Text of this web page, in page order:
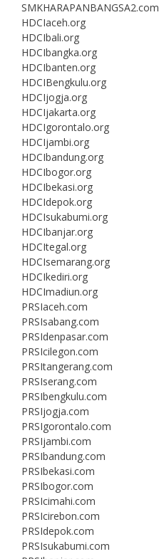
SMKHARAPANBANGSA2.com
HDCIaceh.org
HDCIbali.org
HDCIbangka.org
HDCIbanten.org
HDCIBengkulu.org
HDCIjogja.org
HDCIjakarta.org
HDCIgorontalo.org
HDCIjambi.org
HDCIbandung.org
HDCIbogor.org
HDCIbekasi.org
HDCIdepok.org
HDCIsukabumi.org
HDCIbanjar.org
HDCItegal.org
HDCIsemarang.org
HDCIkediri.org
HDCImadiun.org
PRSIaceh.com
PRSIsabang.com
PRSIdenpasar.com
PRSIcilegon.com
PRSItangerang.com
PRSIserang.com
PRSIbengkulu.com
PRSIjogja.com
PRSIgorontalo.com
PRSIjambi.com
PRSIbandung.com
PRSIbekasi.com
PRSIbogor.com
PRSIcimahi.com
PRSIcirebon.com
PRSIdepok.com
PRSIsukabumi.com